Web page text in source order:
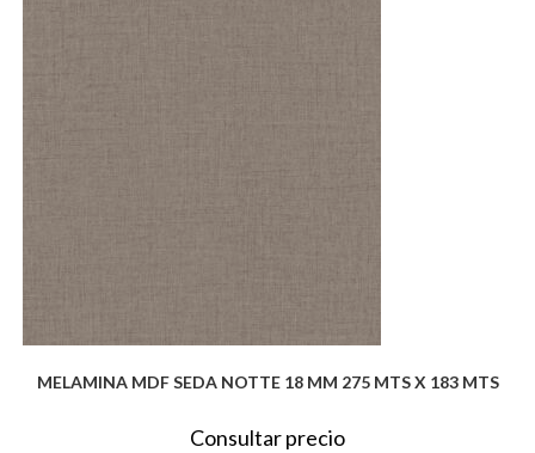
MELAMINA MDF SEDA NOTTE 18 MM 275 MTS X 183 MTS
Consultar precio